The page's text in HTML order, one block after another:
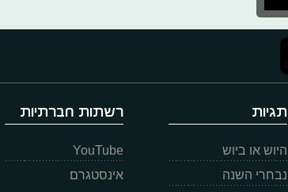
תגיות
היוש או ביוש
נבחרי השנה
רשתות חברתיות
YouTube
אינסטגרם